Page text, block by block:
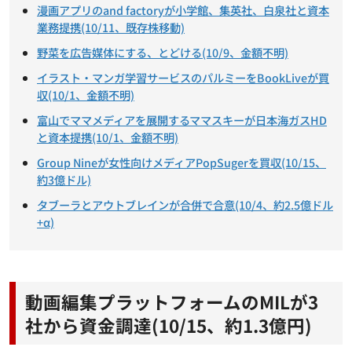
漫画アプリのand factoryが小学館、集英社、白泉社と資本
業務提携(10/11、既存株移動)
野菜を広告媒体にする、とどける(10/9、金額不明)
イラスト・マンガ学習サービスのパルミーをBookLiveが買
収(10/1、金額不明)
富山でママメディアを展開するママスキーが日本海ガスHD
と資本提携(10/1、金額不明)
Group Nineが女性向けメディアPopSugerを買収(10/15、
約3億ドル)
タブーラとアウトブレインが合併で合意(10/4、約2.5億ドル
+α)
動画編集プラットフォームのMILが3
社から資金調達(10/15、約1.3億円)